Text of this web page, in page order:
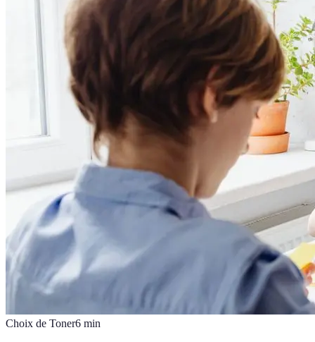
Choix de Toner6 min